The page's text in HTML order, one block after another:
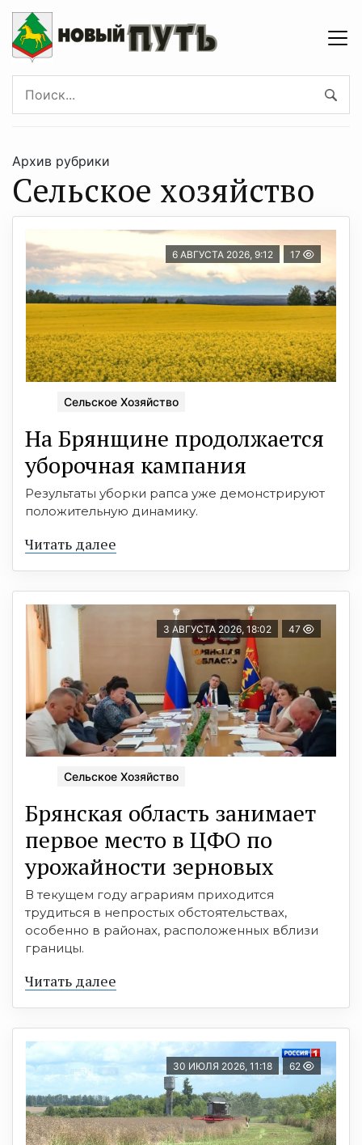
Архив рубрики
Сельское хозяйство
6 АВГУСТА 2026, 9:12 17
Сельское Хозяйство
На Брянщине продолжается
уборочная кампания
Результаты уборки рапса уже демонстрируют
положительную динамику.
Читать далее
3 АВГУСТА 2026, 18:02 47
Сельское Хозяйство
Брянская область занимает
первое место в ЦФО по
урожайности зерновых
В текущем году аграриям приходится
трудиться в непростых обстоятельствах,
особенно в районах, расположенных вблизи
границы.
Читать далее
30 ИЮЛЯ 2026, 11:18 62